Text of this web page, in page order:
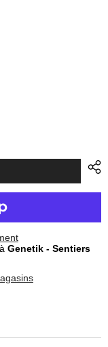
Genetik - Sentiers